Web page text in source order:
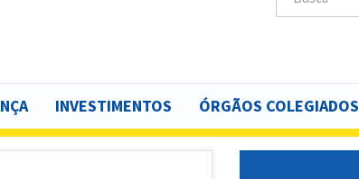
INVESTIMENTOS ÓRGÃOS COLEGIADOS